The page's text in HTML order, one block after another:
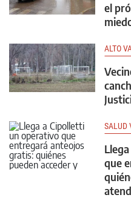
el
ALTO
SALUD
que